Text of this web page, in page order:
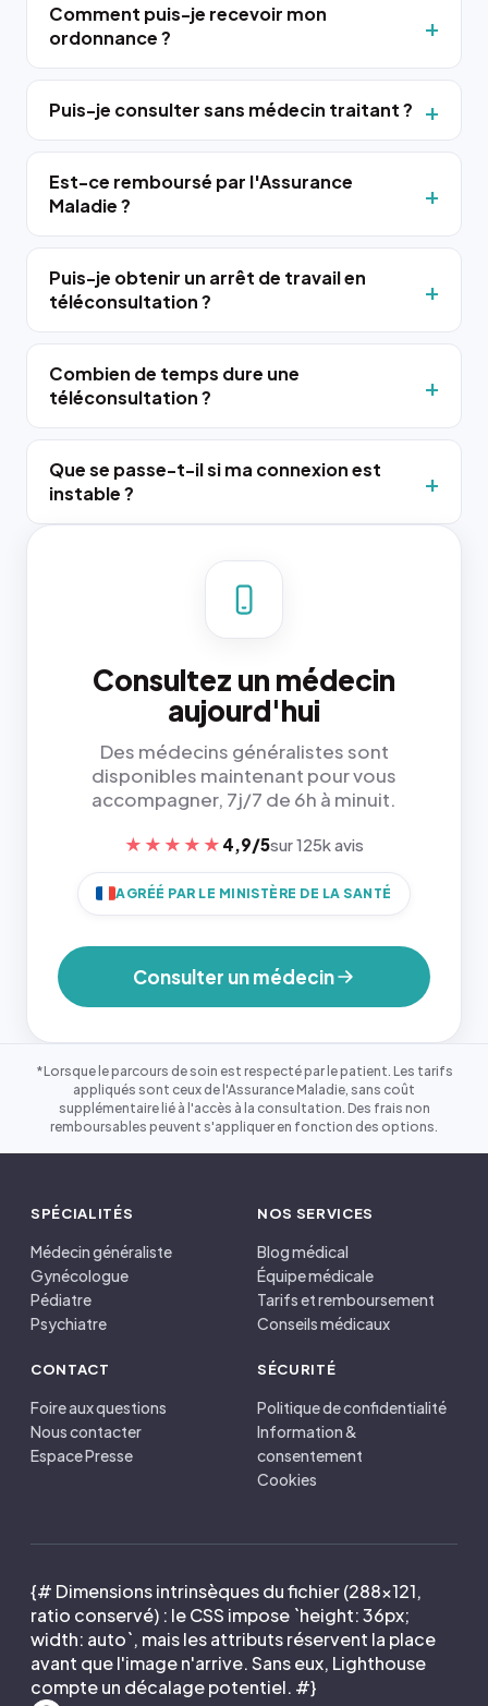
Comment puis-je recevoir mon
ordonnance ?
Puis-je consulter sans médecin traitant ?
Est-ce remboursé par l'Assurance
Maladie ?
Puis-je obtenir un arrêt de travail en
téléconsultation ?
Combien de temps dure une
téléconsultation ?
Que se passe-t-il si ma connexion est
instable ?
Consultez un médecin
aujourd'hui
Des médecins généralistes sont
disponibles maintenant pour vous
accompagner, 7j/7 de 6h à minuit.
★★★★★ 4,9/5sur 125k avis
AGRÉÉ PAR LE MINISTÈRE DE LA SANTÉ
Consulter un médecin
*Lorsque le parcours de soin est respecté par le patient. Les tarifs
appliqués sont ceux de l'Assurance Maladie, sans coût
supplémentaire lié à l'accès à la consultation. Des frais non
remboursables peuvent s'appliquer en fonction des options.
SPÉCIALITÉS
Médecin généraliste
Gynécologue
Pédiatre
Psychiatre
NOS SERVICES
Blog médical
Équipe médicale
Tarifs et remboursement
Conseils médicaux
CONTACT
Foire aux questions
Nous contacter
Espace Presse
SÉCURITÉ
Politique de confidentialité
Information &
consentement
Cookies
{# Dimensions intrinsèques du fichier (288×121,
ratio conservé) : le CSS impose `height: 36px;
width: auto`, mais les attributs réservent la place
avant que l'image n'arrive. Sans eux, Lighthouse
compte un décalage potentiel. #}